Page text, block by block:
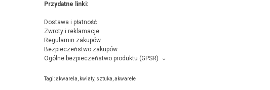
Przydatne linki:
Dostawa i płatność
Zwroty i reklamacje
Regulamin zakupów
Bezpieczeństwo zakupów
Ogólne bezpieczeństwo produktu (GPSR)
Małgorzata Domańska ART, Kościelna Droga 4h/1, 05-092 Łomianki Dolne,
Tagi:akwarela kwiaty, sztuka akwarele